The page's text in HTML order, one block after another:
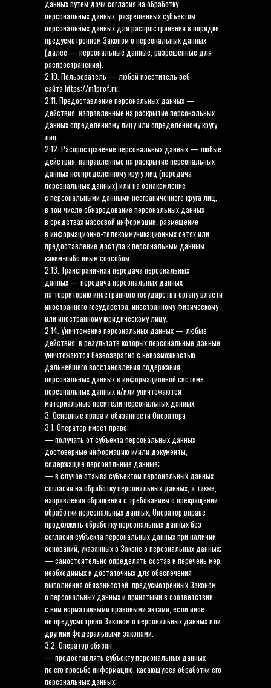
данных путем дачи согласия на обработку
персональных данных, разрешенных субъектом
персональных данных для распространения в порядке,
предусмотренном Законом о персональных данных
(далее — персональные данные, разрешенные для
распространения).
2.10. Пользователь — любой посетитель веб-
сайта https://m1prof.ru.
2.11. Предоставление персональных данных —
действия, направленные на раскрытие персональных
данных определенному лицу или определенному кругу
лиц.
2.12. Распространение персональных данных — любые
действия, направленные на раскрытие персональных
данных неопределенному кругу лиц (передача
персональных данных) или на ознакомление
с персональными данными неограниченного круга лиц,
в том числе обнародование персональных данных
в средствах массовой информации, размещение
в информационно-телекоммуникационных сетях или
предоставление доступа к персональным данным
каким-либо иным способом.
2.13. Трансграничная передача персональных
данных — передача персональных данных
на территорию иностранного государства органу власти
иностранного государства, иностранному физическому
или иностранному юридическому лицу.
2.14. Уничтожение персональных данных — любые
действия, в результате которых персональные данные
уничтожаются безвозвратно с невозможностью
дальнейшего восстановления содержания
персональных данных в информационной системе
персональных данных и/или уничтожаются
материальные носители персональных данных.
3. Основные права и обязанности Оператора
3.1. Оператор имеет право:
— получать от субъекта персональных данных
достоверные информацию и/или документы,
содержащие персональные данные;
— в случае отзыва субъектом персональных данных
согласия на обработку персональных данных, а также,
направления обращения с требованием о прекращении
обработки персональных данных, Оператор вправе
продолжить обработку персональных данных без
согласия субъекта персональных данных при наличии
оснований, указанных в Законе о персональных данных;
— самостоятельно определять состав и перечень мер,
необходимых и достаточных для обеспечения
выполнения обязанностей, предусмотренных Законом
о персональных данных и принятыми в соответствии
с ним нормативными правовыми актами, если иное
не предусмотрено Законом о персональных данных или
другими федеральными законами.
3.2. Оператор обязан:
— предоставлять субъекту персональных данных
по его просьбе информацию, касающуюся обработки его
персональных данных;